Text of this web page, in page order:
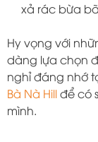
xả rác bừa
Hy vọng với
dàng lựa chọn
nghỉ đáng nhớ
Bà Nà Hillđể có
mình.